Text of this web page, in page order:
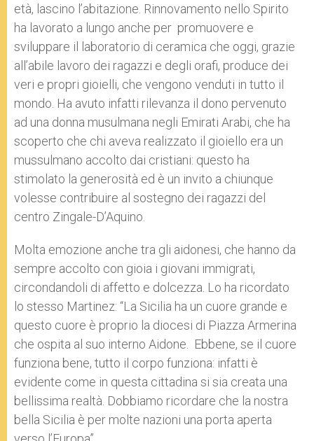
età, lascino l’abitazione. Rinnovamento nello Spirito
ha lavorato a lungo anche per promuovere e
sviluppare il laboratorio di ceramica che oggi, grazie
all’abile lavoro dei ragazzi e degli orafi, produce dei
veri e propri gioielli, che vengono venduti in tutto il
mondo. Ha avuto infatti rilevanza il dono pervenuto
ad una donna musulmana negli Emirati Arabi, che ha
scoperto che chi aveva realizzato il gioiello era un
mussulmano accolto dai cristiani: questo ha
stimolato la generosità ed è un invito a chiunque
volesse contribuire al sostegno dei ragazzi del
centro Zingale-D’Aquino.
Molta emozione anche tra gli aidonesi, che hanno da
sempre accolto con gioia i giovani immigrati,
circondandoli di affetto e dolcezza. Lo ha ricordato
lo stesso Martinez: “La Sicilia ha un cuore grande e
questo cuore è proprio la diocesi di Piazza Armerina
che ospita al suo interno Aidone. Ebbene, se il cuore
funziona bene, tutto il corpo funziona: infatti è
evidente come in questa cittadina si sia creata una
bellissima realtà. Dobbiamo ricordare che la nostra
bella Sicilia è per molte nazioni una porta aperta